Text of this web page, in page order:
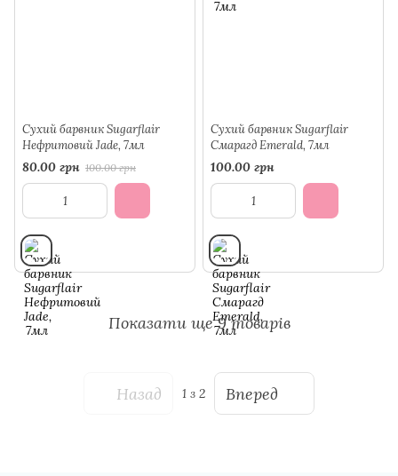
Сухий барвник Sugarflair
Нефритовий Jade, 7мл
80.00 грн 100.00 грн
Сухий барвник Sugarflair
Смарагд Emerald, 7мл
100.00 грн
Показати ще 9 товарів
Назад 1 з 2 Вперед